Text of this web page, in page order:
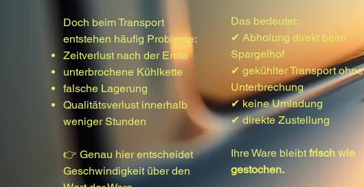
Doch beim Transport
entstehen häufig Probleme:
Zeitverlust nach der Ernte
unterbrochene Kühlkette
falsche Lagerung
Qualitätsverlust innerhalb
weniger Stunden
👉 Genau hier entscheidet
Geschwindigkeit über den
Das bedeutet:
✔ Abholung direkt beim
Spargelhof
✔ gekühlter Transport ohne
Unterbrechung
✔ keine Umladung
✔ direkte Zustellung
Ihre Ware bleibt frisch wie
gestochen.